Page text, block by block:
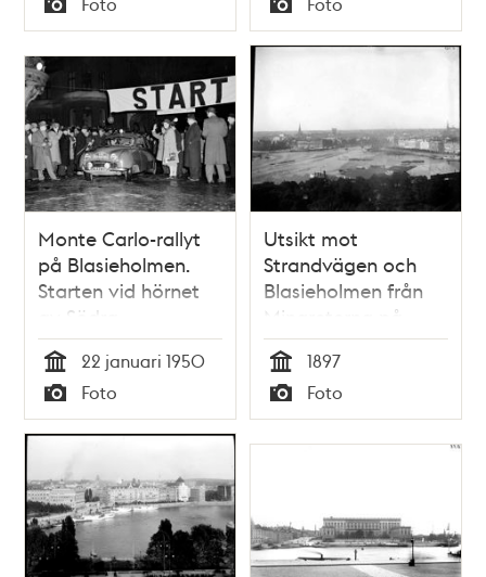
Typ Typ
Monte Carlo-rallyt
på Blasieholmen.
Starten vid hörnet
av Södra
Blasieholmshamnen
4 och 6
Tid
22 januari 1950
Typ
Foto
Utsikt mot
Strandvägen och
Blasieholmen från
Minareterna på
Stockholmsutställningen
Tid
1897
Typ
Foto